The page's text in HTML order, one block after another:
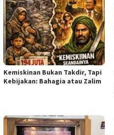
Kemiskinan Bukan Takdir, Tapi
Kebijakan: Bahagia atau Zalim